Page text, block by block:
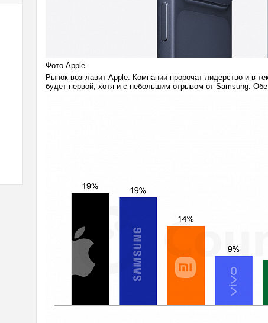
Фото Apple
Рынок возглавит Apple. Компании пророчат лидерство и в
будет первой, хотя и с небольшим отрывом от Samsung.